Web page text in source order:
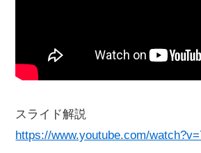
スライド解説
https://www.youtube.com/